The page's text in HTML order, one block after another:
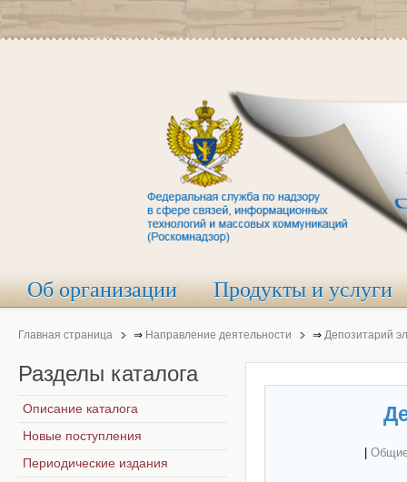
Об организации Продукты и услуги
Главная страница ⇒ Направление деятельности ⇒ Депозитарий
Разделы каталога
Описание каталога
Новые поступления
Периодические издания